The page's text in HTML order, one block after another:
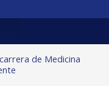
de Medicina